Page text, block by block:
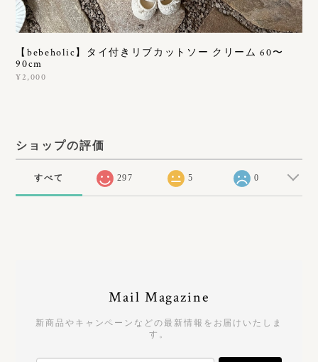
【bebeholic】タイ付きリブカットソー クリーム 60〜
90cm
¥2,000
ショップの評価
すべて 297 5 0
Mail Magazine
新商品やキャンペーンなどの最新情報をお届けいたしま
す。